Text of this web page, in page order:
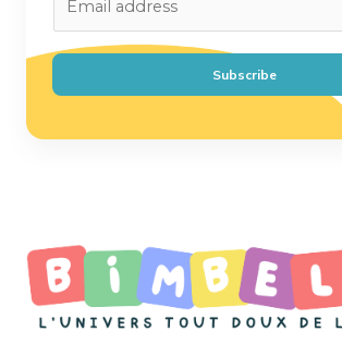
l
Subscribe